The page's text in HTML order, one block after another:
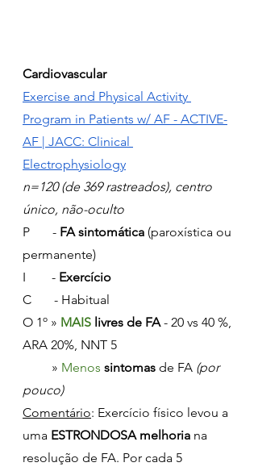
Cardiovascular
Exercise and Physical Activity
Program in Patients w/ AF - ACTIVE-
AF | JACC: Clinical
Electrophysiology
n=120 (de 369 rastreados), centro
único, não-oculto
P       - FA sintomática (paroxística ou
permanente)
I        - Exercício
C       - Habitual
O 1º » MAIS livres de FA - 20 vs 40 %,
ARA 20%, NNT 5
         »
Menos sintomas de FA (por
pouco)
Comentário: Exercício físico levou a
uma ESTRONDOSA melhoria na
resolução de FA. Por cada 5